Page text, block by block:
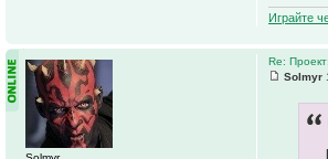
Играйте
Re:
Solmyr